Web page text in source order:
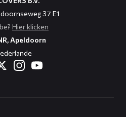
37 E1
Hier klicken
Apeldoorn